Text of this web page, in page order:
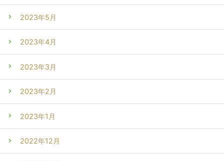
2023年5月
2023年4月
2023年3月
2023年2月
2023年1月
2022年12月